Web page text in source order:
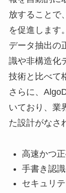
放することで
を促進します
データ抽出の
識や非構造化
技術と比べて
さらに、
いており、業
た設計がなさ
高速かつ
手書き認
セキュリ